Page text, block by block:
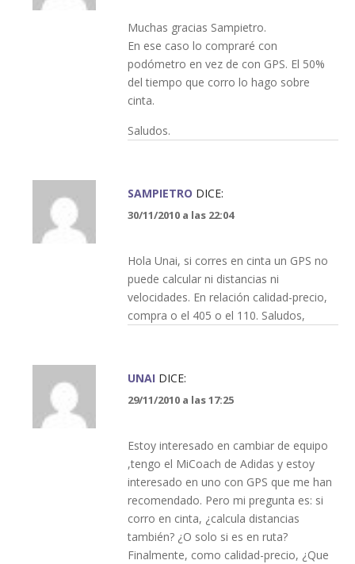
Muchas gracias Sampietro.
En ese caso lo compraré con
podómetro en vez de con GPS. El 50%
del tiempo que corro lo hago sobre
cinta.
Saludos.
SAMPIETRO DICE:
30/11/2010 a las 22:04
Hola Unai, si corres en cinta un GPS no
puede calcular ni distancias ni
velocidades. En relación calidad-precio,
compra o el 405 o el 110. Saludos,
UNAI DICE:
29/11/2010 a las 17:25
Estoy interesado en cambiar de equipo
,tengo el MiCoach de Adidas y estoy
interesado en uno con GPS que me han
recomendado. Pero mi pregunta es: si
corro en cinta, ¿calcula distancias
también? ¿O solo si es en ruta?
Finalmente, como calidad-precio, ¿Que